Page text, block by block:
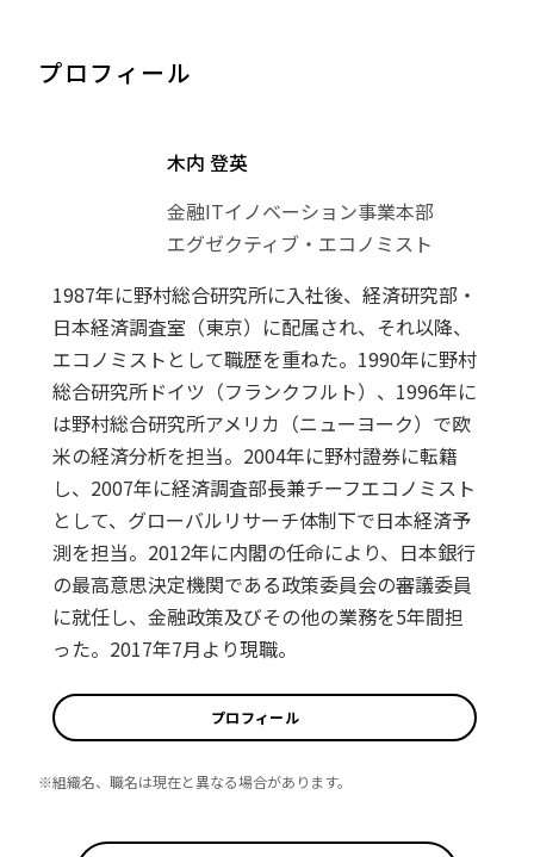
プロフィール
木内 登英
金融ITイノベーション事業本部
エグゼクティブ・エコノミスト
1987年に野村総合研究所に入社後、経済研究部・
日本経済調査室（東京）に配属され、それ以降、
エコノミストとして職歴を重ねた。1990年に野村
総合研究所ドイツ（フランクフルト）、1996年に
は野村総合研究所アメリカ（ニューヨーク）で欧
米の経済分析を担当。2004年に野村證券に転籍
し、2007年に経済調査部長兼チーフエコノミスト
として、グローバルリサーチ体制下で日本経済予
測を担当。2012年に内閣の任命により、日本銀行
の最高意思決定機関である政策委員会の審議委員
に就任し、金融政策及びその他の業務を5年間担
った。2017年7月より現職。
プロフィール
※組織名、職名は現在と異なる場合があります。